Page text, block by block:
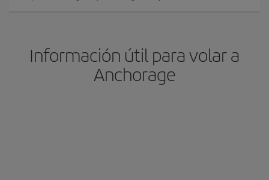
Información útil para volar a
Anchorage